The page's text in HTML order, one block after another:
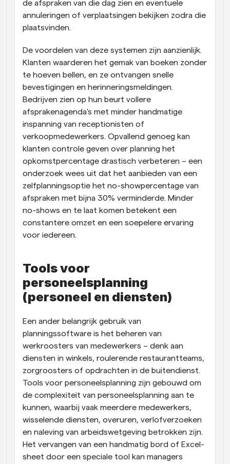
de afspraken van die dag zien en eventuele
annuleringen of verplaatsingen bekijken zodra die
plaatsvinden.
De voordelen van deze systemen zijn aanzienlijk.
Klanten waarderen het gemak van boeken zonder
te hoeven bellen, en ze ontvangen snelle
bevestigingen en herinneringsmeldingen.
Bedrijven zien op hun beurt vollere
afsprakenagenda's met minder handmatige
inspanning van receptionisten of
verkoopmedewerkers. Opvallend genoeg kan
klanten controle geven over planning het
opkomstpercentage drastisch verbeteren – een
onderzoek wees uit dat het aanbieden van een
zelfplanningsoptie het no-showpercentage van
afspraken met bijna 30% verminderde. Minder
no-shows en te laat komen betekent een
constantere omzet en een soepelere ervaring
voor iedereen.
Tools voor
personeelsplanning
(personeel en diensten)
Een ander belangrijk gebruik van
planningssoftware is het beheren van
werkroosters van medewerkers – denk aan
diensten in winkels, roulerende restaurantteams,
zorgroosters of opdrachten in de buitendienst.
Tools voor personeelsplanning zijn gebouwd om
de complexiteit van personeelsplanning aan te
kunnen, waarbij vaak meerdere medewerkers,
wisselende diensten, overuren, verlofverzoeken
en naleving van arbeidswetgeving betrokken zijn.
Het vervangen van een handmatig bord of Excel-
sheet door een speciale tool kan managers